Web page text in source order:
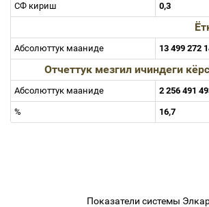
СФ кириш 0,3
Абсолюттук мааниде 13 499 272
Отчеттук мезгил ичиндеги
Абсолюттук мааниде 2 256 491
% 16,7
Показатели системы